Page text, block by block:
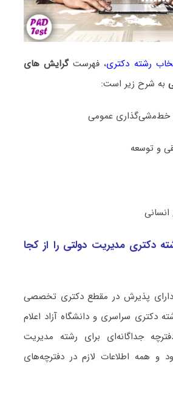
رشته دکتری، فهرستگرایش های
به شرح زیر است:
ﺧﻂﻣشیﮔﺬاری ﻋﻤﻮمی
و ﺗﻮﺳﻌﻪ
دکتری مدیریت دولتی را از کجا
پذیرش در مقطع دکتری تخصصی
دکتری سراسری و دانشگاه آزاد اعلام
جداگانه‌ای برای رشته مدیریت
و همه اطلاعات لازم در دفترچه‌های